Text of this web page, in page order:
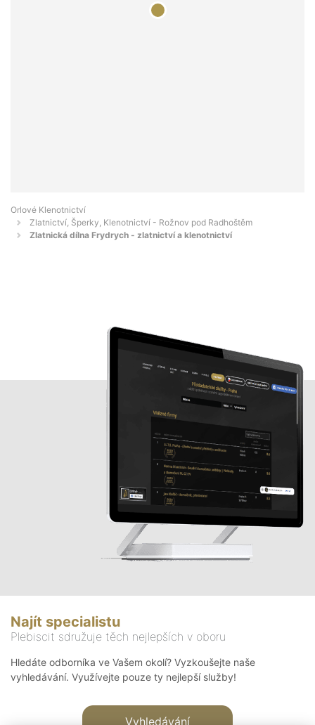
Orlové Klenotnictví
Zlatnictví, Šperky, Klenotnictví - Rožnov pod Radhoštěm
Zlatnická dílna Frydrych - zlatnictví a klenotnictví
Najít specialistu
Plebiscit sdružuje těch nejlepších v oboru
Hledáte odborníka ve Vašem okolí? Vyzkoušejte naše
vyhledávání. Využívejte pouze ty nejlepší služby!
Vyhledávání